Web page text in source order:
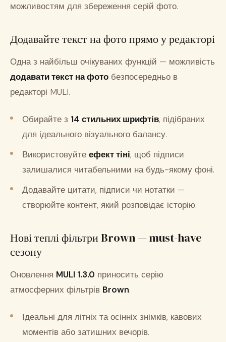
можливостям для збереження серій фото.
Додавайте текст на фото прямо у редакторі
Одна з найбільш очікуваних функцій — можливість
додавати текст на фото безпосередньо в
редакторі MULI.
Обирайте з 14 стильних шрифтів, підібраних
для ідеального візуального балансу.
Використовуйте ефект тіні, щоб підписи
залишалися читабельними на будь-якому фоні.
Додавайте цитати, підписи чи нотатки —
створюйте контент, який розповідає історію.
Нові теплі фільтри Brown — must-have
сезону
Оновлення MULI 1.3.0 приносить серію
атмосферних фільтрів Brown.
Ідеальні для літніх та осінніх знімків, кавових
моментів або затишних вечорів.